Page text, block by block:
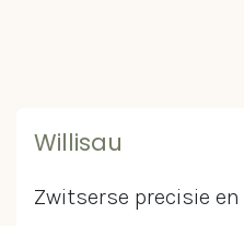
Willisau
Zwitserse precisie